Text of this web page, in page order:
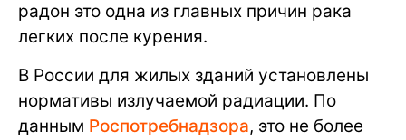
радон это одна из главных причин рака
легких после курения.
В России для жилых зданий установлены
нормативы излучаемой радиации. По
данным Роспотребнадзора, это не более